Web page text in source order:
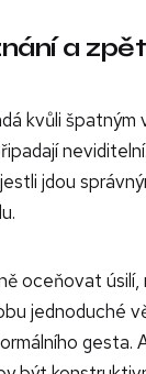
a
kvůli špatným
jdou
oceňovat úsilí,
jednoduché
gesta.